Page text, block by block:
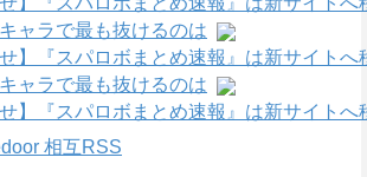
ャラで最も抜けるのは
せ】『スパロボまとめ速報』は新サイトへ
ャラで最も抜けるのは
せ】『スパロボまとめ速報』は新サイトへ
相互RSS